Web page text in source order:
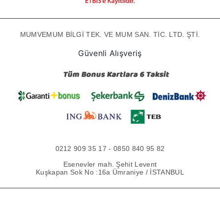
MUMVEMUM BİLGİ TEK. VE MUM SAN. TİC. LTD. ŞTİ.
Güvenli Alışveriş
0212 909 35 17 - 0850 840 95 82
Esenevler mah. Şehit Levent
Kuşkapan Sok No :16a Ümraniye / İSTANBUL